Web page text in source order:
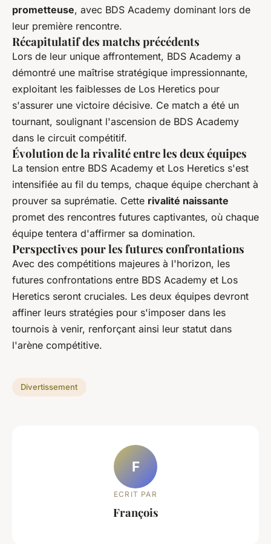
prometteuse, avec BDS Academy dominant lors de
leur première rencontre.
Récapitulatif des matchs précédents
Lors de leur unique affrontement, BDS Academy a
démontré une maîtrise stratégique impressionnante,
exploitant les faiblesses de Los Heretics pour
s'assurer une victoire décisive. Ce match a été un
tournant, soulignant l'ascension de BDS Academy
dans le circuit compétitif.
Évolution de la rivalité entre les deux équipes
La tension entre BDS Academy et Los Heretics s'est
intensifiée au fil du temps, chaque équipe cherchant à
prouver sa suprématie. Cette rivalité naissante
promet des rencontres futures captivantes, où chaque
équipe tentera d'affirmer sa domination.
Perspectives pour les futures confrontations
Avec des compétitions majeures à l'horizon, les
futures confrontations entre BDS Academy et Los
Heretics seront cruciales. Les deux équipes devront
affiner leurs stratégies pour s'imposer dans les
tournois à venir, renforçant ainsi leur statut dans
l'arène compétitive.
Divertissement
F
ECRIT PAR
François